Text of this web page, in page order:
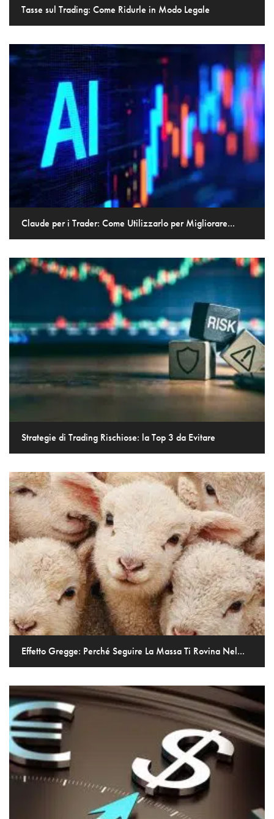
Tasse sul Trading: Come Ridurle in Modo Legale
Claude per i Trader: Come Utilizzarlo per Migliorare...
Strategie di Trading Rischiose: la Top 3 da Evitare
Effetto Gregge: Perché Seguire La Massa Ti Rovina Nel...